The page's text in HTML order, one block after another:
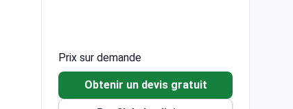
Prix sur demande
Obtenir un devis gratuit